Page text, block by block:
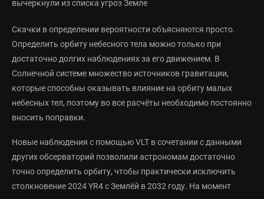
Скачки в определении вероятности объясняются просто.
Определить орбиту небесного тела можно только при
достаточно долгих наблюдениях за его движением. В
Солнечной системе множество источников гравитации,
которые способны оказывать влияние на орбиту малых
небесных тел, поэтому во все расчёты необходимо постоянно
вносить поправки.
Новые наблюдения с помощью VLT в сочетании с данными
других обсерваторий позволили астрономам достаточно
точно определить орбиту, чтобы практически исключить
столкновение 2024 YR4 с Землёй в 2032 году. На момент